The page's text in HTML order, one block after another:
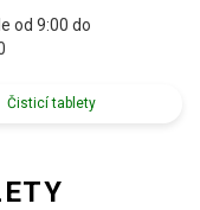
od 9:00 do
Čisticí tablety